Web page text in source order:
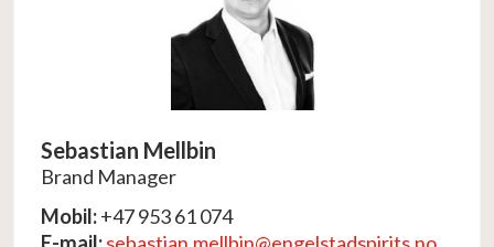
Sebastian Mellbin
Brand Manager
Mobil:+47 953 61 074